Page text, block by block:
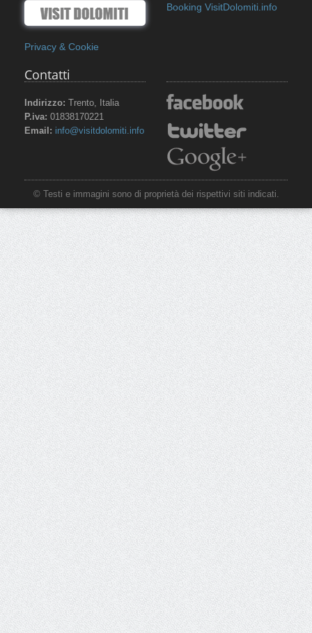
Privacy & Cookie
Booking VisitDolomiti.info
Contatti
Indirizzo: Trento, Italia
P.iva: 01838170221
Email: info@visitdolomiti.info
© Testi e immagini sono di proprietà dei rispettivi siti indicati.